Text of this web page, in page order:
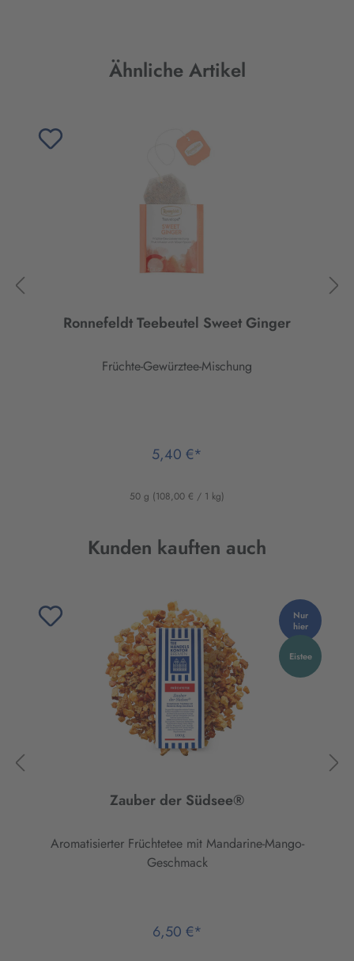
Produktgalerie überspringen
Ähnliche Artikel
Ronnefeldt Teebeutel Sweet Ginger
Früchte-Gewürztee-Mischung
5,40 €*
50 g (108,00 € / 1 kg)
Produktgalerie überspringen
Kunden kauften auch
Nur
hier
Eistee
Zauber der Südsee®
Aromatisierter Früchtetee mit Mandarine-Mango-
Geschmack
6,50 €*